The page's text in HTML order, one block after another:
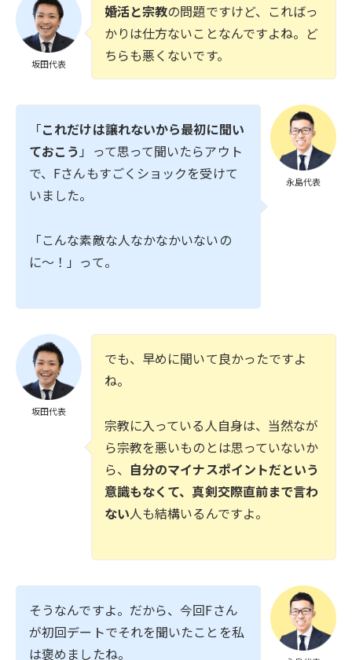
坂田代表
婚活と宗教の問題ですけど、こればっ
かりは仕方ないことなんですよね。ど
ちらも悪くないです。
永島代表
「これだけは譲れないから最初に聞い
ておこう 」って思って聞いたらアウト
で、Fさんもすごくショックを受けて
いました。
「こんな素敵な人なかなかいないの
に〜！」って。
坂田代表
でも、早めに聞いて良かったですよ
ね。
宗教に入っている人自身は、当然なが
ら宗教を悪いものとは思っていないか
ら、 自分のマイナスポイントだという
意識もなくて、真剣交際直前まで言わ
ない人も結構いるんですよ。
そうなんですよ。だから、今回Fさん
が初回デートでそれを聞いたことを私
は褒めましたね。